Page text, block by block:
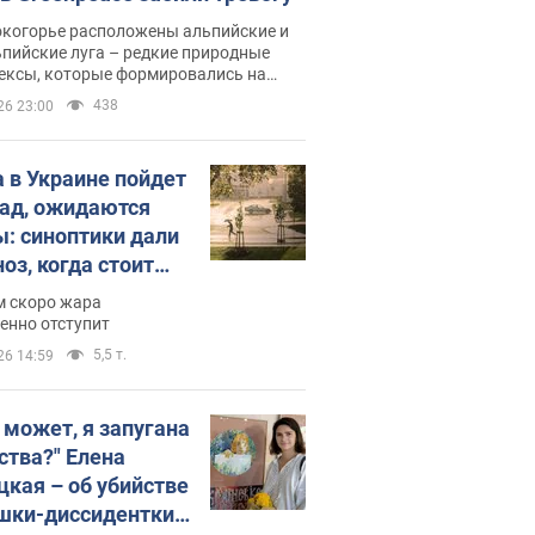
расположены альпийские и
луга – редкие природные
которые формировались на
сотен лет
23:00 438
Украине пойдет
ожидаются
синоптики дали
когда стоит
изменения
скоро жара
отступит
14:59 5,5 т.
я запугана
Елена
– об убийстве
диссидентки